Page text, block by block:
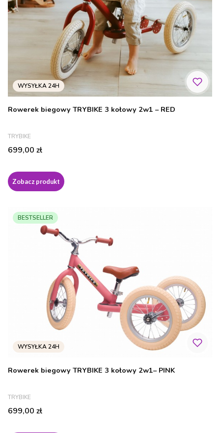
Rowerek biegowy TRYBIKE 3 kołowy 2w1 – RED
PRODUCENT
TRYBIKE
Cena
699,00 zł
Zobacz produkt
BESTSELLER
Rowerek biegowy TRYBIKE 3 kołowy 2w1– PINK
PRODUCENT
TRYBIKE
Cena
699,00 zł